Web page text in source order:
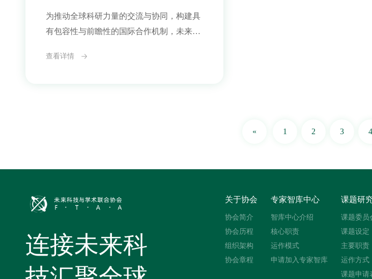
定、数据处理标准、
为推动全球科研力量的交流与协同，构建具
有包容性与前瞻性的国际合作机制，未来科
月20日在中国香港举办首场重大活动
心理念，旨在
查看详情
« 1 2 3 4
连接未来科
关于协会
协会简介
协会历程
组织架构
协会章程
专家智库中心
智库中心介绍
核心职责
运作模式
申请加入专家智库
课题研
课题委员
课题设定
主要职责
运作方式
课题申请